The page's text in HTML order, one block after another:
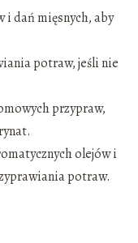
i dań mięsnych, aby
potraw, jeśli nie
przypraw,
olejów i
potraw.